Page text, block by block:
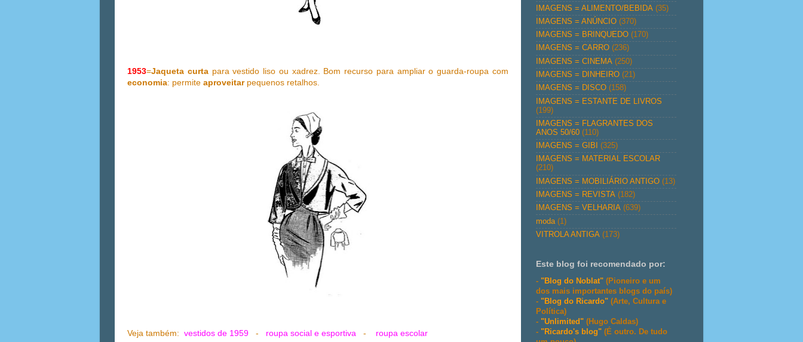
1953=Jaqueta curtapara vestido liso ou xadrez. Bom recurso para ampliar o guarda-roupa com
economia: permite aproveitar pequenos retalhos.
Veja também: vestidos de 1959 - roupa social e esportiva - roupa escolar
IMAGENS = ALIMENTO/BEBIDA (35)
IMAGENS = ANÚNCIO (370)
IMAGENS = BRINQUEDO (170)
IMAGENS = CARRO (236)
IMAGENS = CINEMA (250)
IMAGENS = DINHEIRO (21)
IMAGENS = DISCO (158)
IMAGENS = ESTANTE DE LIVROS
(199)
IMAGENS = FLAGRANTES DOS
ANOS 50/60 (110)
IMAGENS = GIBI
(325)
IMAGENS = MATERIAL ESCOLAR
(210)
IMAGENS = MOBILIÁRIO ANTIGO (13)
IMAGENS = REVISTA (182)
IMAGENS = VELHARIA (639)
moda (1)
VITROLA ANTIGA (173)
Este blog foi recomendado por:
- "Blog do Noblat" (Pioneiro e um
dos mais importantes blogs do país)
- "Blog do Ricardo" (Arte, Cultura e
Política)
- "Unlimited" (Hugo Caldas)
- "Ricardo's blog" (É outro. De tudo